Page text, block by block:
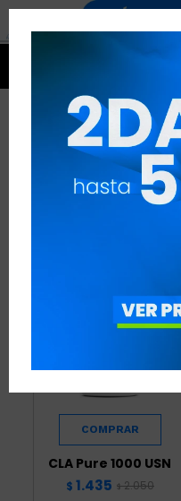
CLA Pure 1000 USN
$ 1.435 $ 2.050